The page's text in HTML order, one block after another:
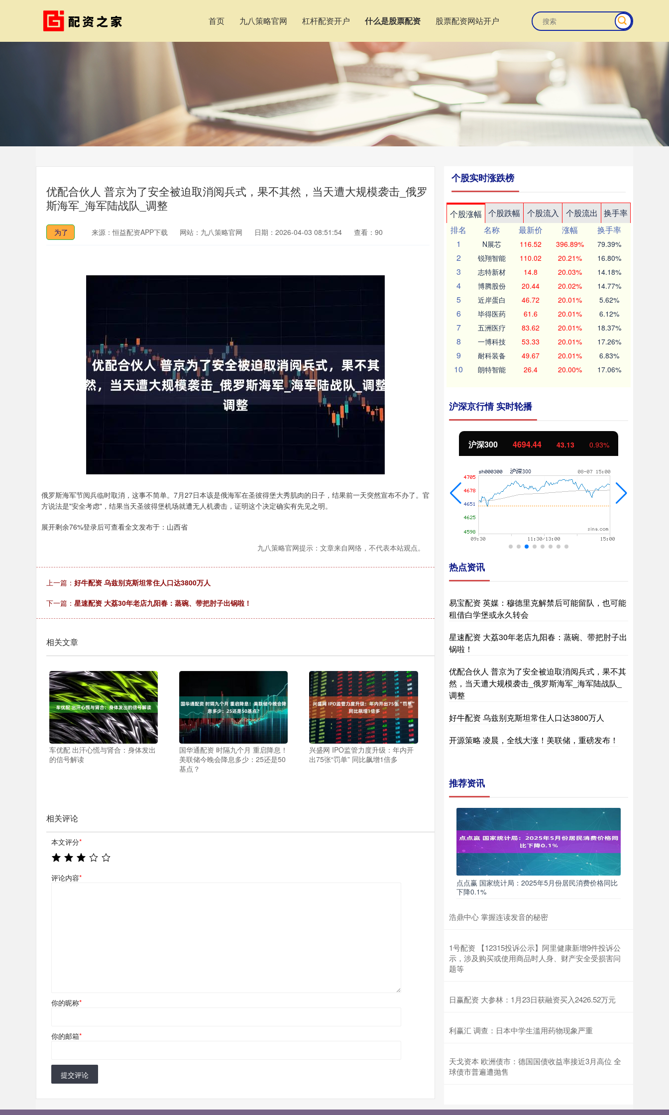
首页 九八策略官网 杠杆配资开户 什么是股票配资 股票配资网站开户
优配合伙人 普京为了安全被迫取消阅兵式，果不其然，当天遭大规模袭击_俄罗
斯海军_海军陆战队_调整
为了 来源：恒益配资APP下载 网站：九八策略官网 日期：2026-04-03 08:51:54 查看：90
俄罗斯海军节阅兵临时取消，这事不简单。7月27日本该是俄海军在圣彼得堡大秀肌肉的日子，结果前一天突然宣布不办了。官
方说法是"安全考虑"，结果当天圣彼得堡机场就遭无人机袭击，证明这个决定确实有先见之明。
展开剩余76%登录后可查看全文发布于：山西省
九八策略官网提示：文章来自网络，不代表本站观点。
上一篇： 好牛配资 乌兹别克斯坦常住人口达3800万人
下一篇： 星速配资 大荔30年老店九阳春：蒸碗、带把肘子出锅啦！
相关文章
车优配 出汗心慌与肾合：身体发出
的信号解读
国华通配资 时隔九个月 重启降息！
美联储今晚会降息多少：25还是50
基点？
兴盛网 IPO监管力度升级：年内开
出75张“罚单” 同比飙增1倍多
相关评论
本文评分*
评论内容*
你的昵称*
你的邮箱*
提交评论
个股实时涨跌榜
个股涨幅 个股跌幅 个股流入 个股流出
换手率
排名
名称 最新价 涨幅
换手率
1
N展芯 116.52 396.89% 79.39%
2 锐翔智能 110.02 20.21% 16.80%
3 志特新材 14.8 20.03% 14.18%
4 博腾股份 20.44 20.02% 14.77%
5 近岸蛋白 46.72 20.01% 5.62%
6 毕得医药 61.6 20.01% 6.12%
7 五洲医疗 83.62 20.01% 18.37%
8 一博科技 53.33 20.01% 17.26%
9 耐科装备 49.67 20.01% 6.83%
10 朗特智能 26.4 20.00% 17.06%
沪深京行情 实时轮播
北证50 1134.24 11.37 1.01%
热点资讯
易宝配资 英媒：穆德里克解禁后可能留队，也可能
租借白学堡或永久转会
星速配资 大荔30年老店九阳春：蒸碗、带把肘子出
锅啦！
优配合伙人 普京为了安全被迫取消阅兵式，果不其
然，当天遭大规模袭击_俄罗斯海军_海军陆战队_
调整
好牛配资 乌兹别克斯坦常住人口达3800万人
开源策略 凌晨，全线大涨！美联储，重磅发布！
推荐资讯
点点赢 国家统计局：2025年5月份居民消费价格同比
下降0.1%
浩鼎中心 掌握连读发音的秘密
1号配资 【12315投诉公示】阿里健康新增9件投诉公
示，涉及购买或使用商品时人身、财产安全受损害问
题等
日赢配资 大参林：1月23日获融资买入2426.52万元
利赢汇 调查：日本中学生滥用药物现象严重
天戈资本 欧洲债市：德国国债收益率接近3月高位 全
球债市普遍遭抛售